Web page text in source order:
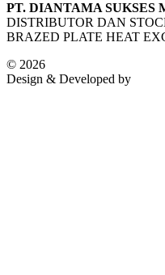
PT. DIANTAMA SUKSES
DISTRIBUTOR DAN
BRAZED PLATE HEAT
© 2026
Design & Developed by